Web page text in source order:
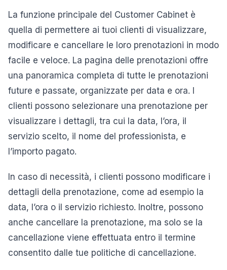
La funzione principale del Customer Cabinet è
quella di permettere ai tuoi clienti di visualizzare,
modificare e cancellare le loro prenotazioni in modo
facile e veloce. La pagina delle prenotazioni offre
una panoramica completa di tutte le prenotazioni
future e passate, organizzate per data e ora. I
clienti possono selezionare una prenotazione per
visualizzare i dettagli, tra cui la data, l’ora, il
servizio scelto, il nome del professionista, e
l’importo pagato.
In caso di necessità, i clienti possono modificare i
dettagli della prenotazione, come ad esempio la
data, l’ora o il servizio richiesto. Inoltre, possono
anche cancellare la prenotazione, ma solo se la
cancellazione viene effettuata entro il termine
consentito dalle tue politiche di cancellazione.